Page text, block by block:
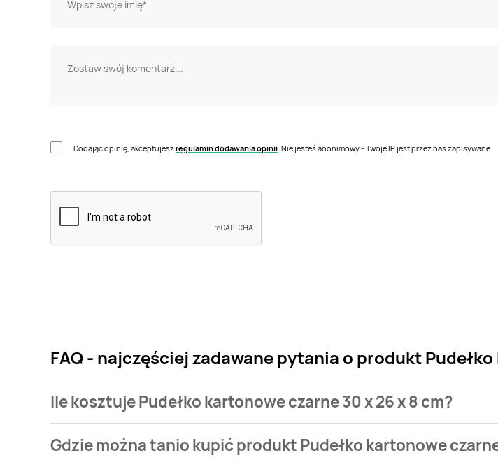
Dodając opinię, akceptujeszregulamin dodawania opinii . Nie jesteś anonimowy - Twoje IP jest przez nas zapisywane.
FAQ - najczęściej zadawane pytania o produkt
Ile kosztuje Pudełko kartonowe czarne 30 x 26 x 8 cm?
kartonowe czarne 30 x 26 x 8 cm kosztuje od 7,99 zł.
Gdzie można tanio kupić produkt Pudełko kartonowe